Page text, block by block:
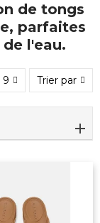
de tongs
parfaites
l'eau.
9 Trier par